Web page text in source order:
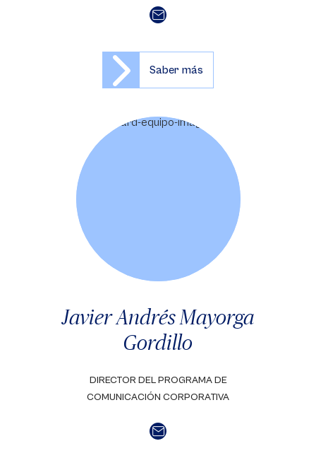
Saber más
Javier Andrés Mayorga
Gordillo
DIRECTOR DEL PROGRAMA DE
COMUNICACIÓN CORPORATIVA